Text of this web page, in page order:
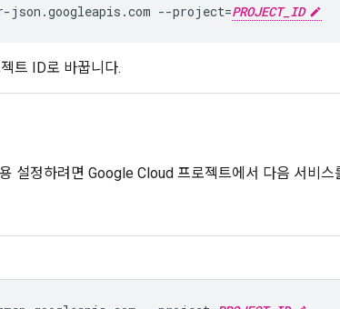
json.googleapis.com --project=PROJECT_ID
트 ID로 바꿉니다.
설정하려면 Google Cloud 프로젝트에서 다음 서비스